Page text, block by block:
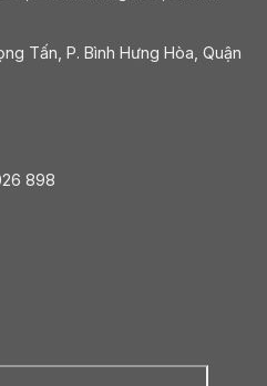
Tấn, P. Bình Hưng Hòa, Quận
898